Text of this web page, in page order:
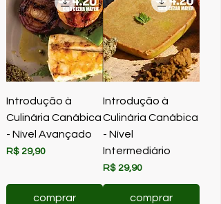
Introdução à
Culinária Canábica
- Nível Avançado
Preço
R$ 29,90
comprar
Introdução à
Culinária Canábica
- Nível
Intermediário
Preço
R$ 29,90
comprar